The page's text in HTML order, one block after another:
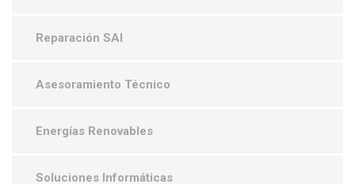
Reparación SAI
Asesoramiento Técnico
Energías Renovables
Soluciones Informáticas